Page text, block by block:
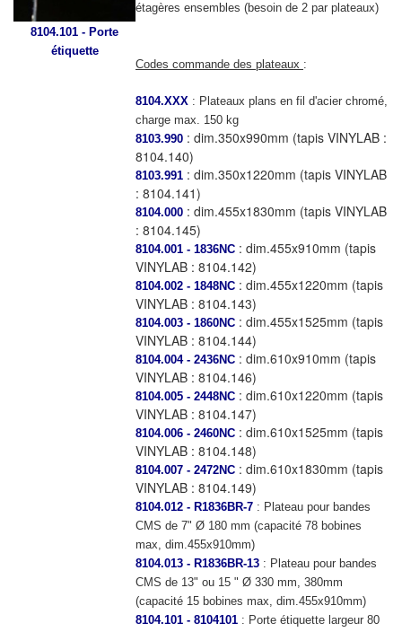
8104.101 - Porte
étiquette
étagères ensembles (besoin de 2 par plateaux)
Codes commande des plateaux :
8104.XXX : Plateaux plans en fil d'acier chromé,
charge max. 150 kg
8103.990 : dim.350x990mm (tapis VINYLAB :
8104.140)
8103.991 : dim.350x1220mm (tapis VINYLAB
: 8104.141)
8104.000 : dim.455x1830mm (tapis VINYLAB
: 8104.145)
8104.001 - 1836NC : dim.455x910mm (tapis
VINYLAB : 8104.142)
8104.002 - 1848NC : dim.455x1220mm (tapis
VINYLAB : 8104.143)
8104.003 - 1860NC : dim.455x1525mm (tapis
VINYLAB : 8104.144)
8104.004 - 2436NC : dim.610x910mm (tapis
VINYLAB : 8104.146)
8104.005 - 2448NC : dim.610x1220mm (tapis
VINYLAB : 8104.147)
8104.006 - 2460NC : dim.610x1525mm (tapis
VINYLAB : 8104.148)
8104.007 - 2472NC : dim.610x1830mm (tapis
VINYLAB : 8104.149)
8104.012 - R1836BR-7 : Plateau pour bandes
CMS de 7" Ø 180 mm (capacité 78 bobines
max, dim.455x910mm)
8104.013 - R1836BR-13 : Plateau pour bandes
CMS de 13" ou 15 " Ø 330 mm, 380mm
(capacité 15 bobines max, dim.455x910mm)
8104.101 - 8104101 : Porte étiquette largeur 80